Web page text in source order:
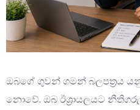
ඔබගේ ගුවන් ගමන් බලපත්‍රය
නොවේ. ඔබ ඊශ්‍රායලයට